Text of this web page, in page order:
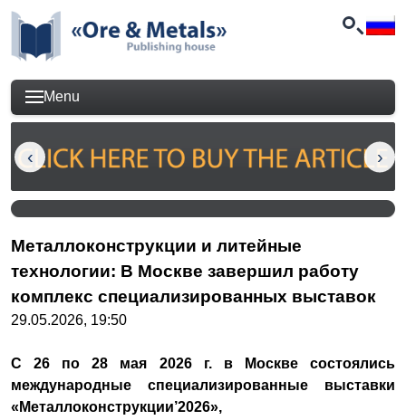
Menu
Металлоконструкции и литейные
технологии: В Москве завершил работу
комплекс специализированных выставок
29.05.2026, 19:50
С 26 по 28 мая 2026 г. в Москве состоялись
международные специализированные выставки
«Металлоконструкции’2026»,